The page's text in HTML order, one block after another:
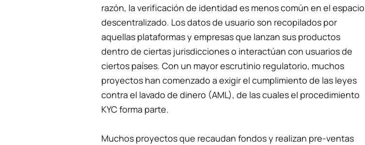
razón, la verificación de identidad es menos común en el espacio
descentralizado. Los datos de usuario son recopilados por
aquellas plataformas y empresas que lanzan sus productos
dentro de ciertas jurisdicciones o interactúan con usuarios de
ciertos países. Con un mayor escrutinio regulatorio, muchos
proyectos han comenzado a exigir el cumplimiento de las leyes
contra el lavado de dinero (AML), de las cuales el procedimiento
KYC forma parte.
Muchos proyectos que recaudan fondos y realizan pre-ventas